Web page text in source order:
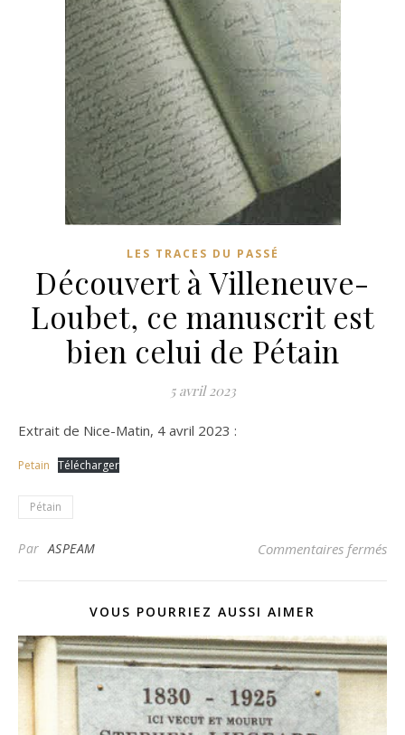
LES TRACES DU PASSÉ
Découvert à Villeneuve-
Loubet, ce manuscrit est
bien celui de Pétain
5 avril 2023
Extrait de Nice-Matin, 4 avril 2023 :
Petain Télécharger
Pétain
ParASPEAM Commentaires fermés
VOUS POURRIEZ AUSSI AIMER